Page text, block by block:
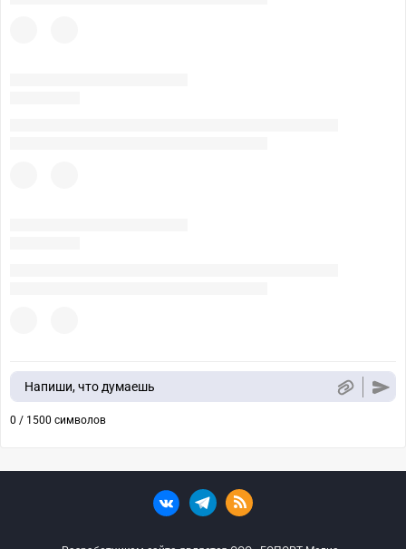
Напиши, что думаешь
0 / 1500 символов